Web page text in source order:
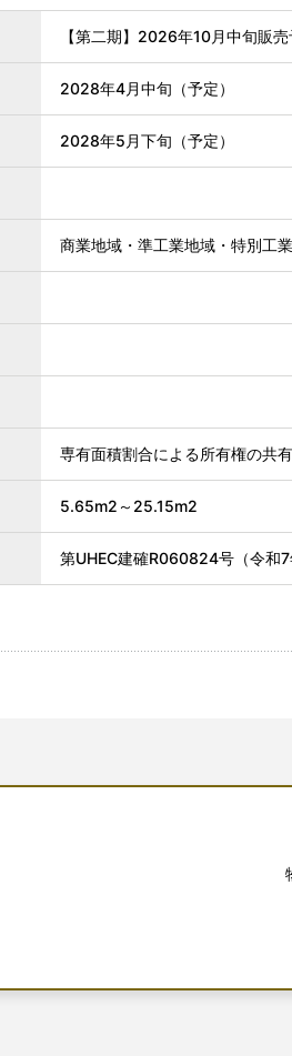
【第二期】2026年10月中旬販売
2028年4月中旬（予定）
2028年5月下旬（予定）
商業地域・準工業地域・特別工
専有面積割合による所有権の共有
5.65m2～25.15m2
第UHEC建確R060824号（令和7